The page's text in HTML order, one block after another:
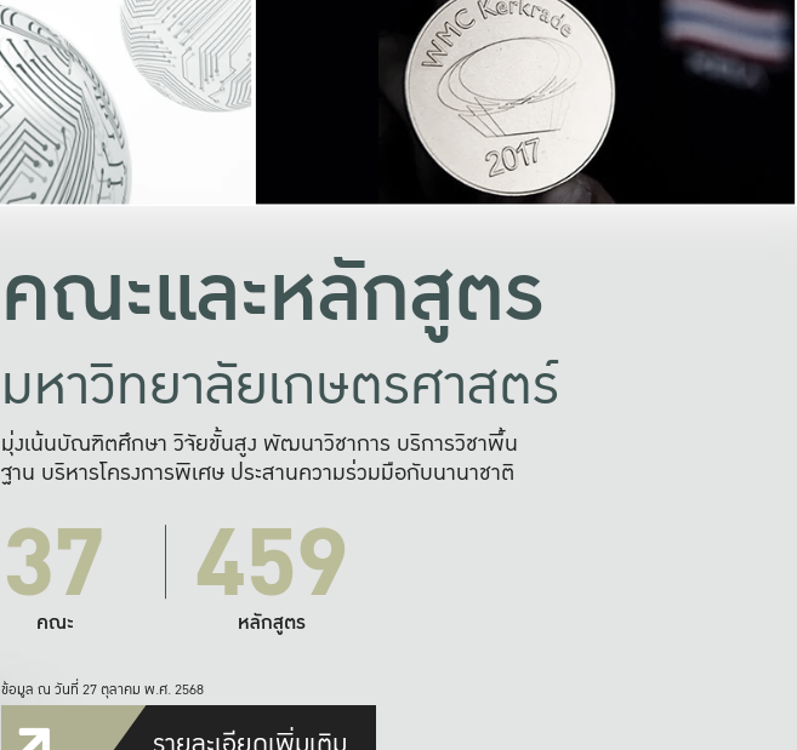
และความสุขอย่างยั่งยืน
มองปัญหาในภาพกว้าง
แก้ไขจากปัญหาจุดเล็กๆ
และผลักดันในการใช้ระบบส
เพื่อการทำงานแ
คณะและหลักสูตร
มหาวิทยาลัยเกษตรศาสตร์
มุ่งเน้นบัณฑิตศึกษา วิจัยขั้นสูง พัฒนาวิชาการ บริการวิชาพื้น
ฐาน บริหารโครงการพิเศษ ประสานความร่วมมือกับนานาชาติ
37
คณะ 459
หลักสูตร
ข้อมูล ณ วันที่ 27 ตุลาคม พ.ศ. 2568